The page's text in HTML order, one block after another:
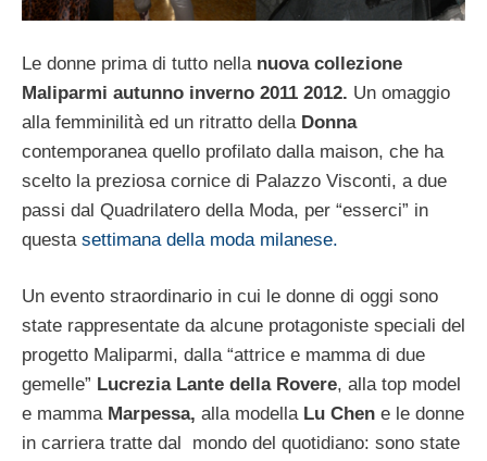
Le donne prima di tutto nella nuova collezione
Maliparmi autunno inverno 2011 2012. Un omaggio
alla femminilità ed un ritratto dellaDonna
contemporanea quello profilato dalla maison, che ha
scelto la preziosa cornice di Palazzo Visconti, a due
passi dal Quadrilatero della Moda, per “esserci” in
questasettimana della moda milanese.
Un evento straordinario in cui le donne di oggi sono
state rappresentate da alcune protagoniste speciali del
progetto Maliparmi, dalla “attrice e mamma di due
gemelle” Lucrezia Lante della Rovere, alla top model
e mamma Marpessa, alla modellaLu Chen e le donne
in carriera tratte dal mondo del quotidiano: sono state